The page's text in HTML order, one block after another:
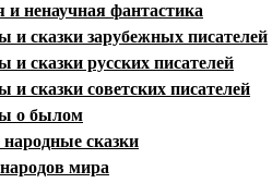
и ненаучная фантастика
и сказки зарубежных писателей
и сказки русских писателей
и сказки советских писателей
о былом
народные сказки
мира